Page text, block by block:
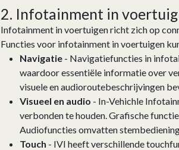
2. Infotainment in
Infotainment in voertuigen richt zich op
Functies voor infotainment in voertuigen
Navigatie - Navigatiefuncties in
waardoor essentiële informatie over
visuele en audioroutebeschrijvingen
Visueel en audio - In-Vehichle
verbonden te houden. Grafische
Audiofuncties omvatten
Touch - IVI heeft verschillende